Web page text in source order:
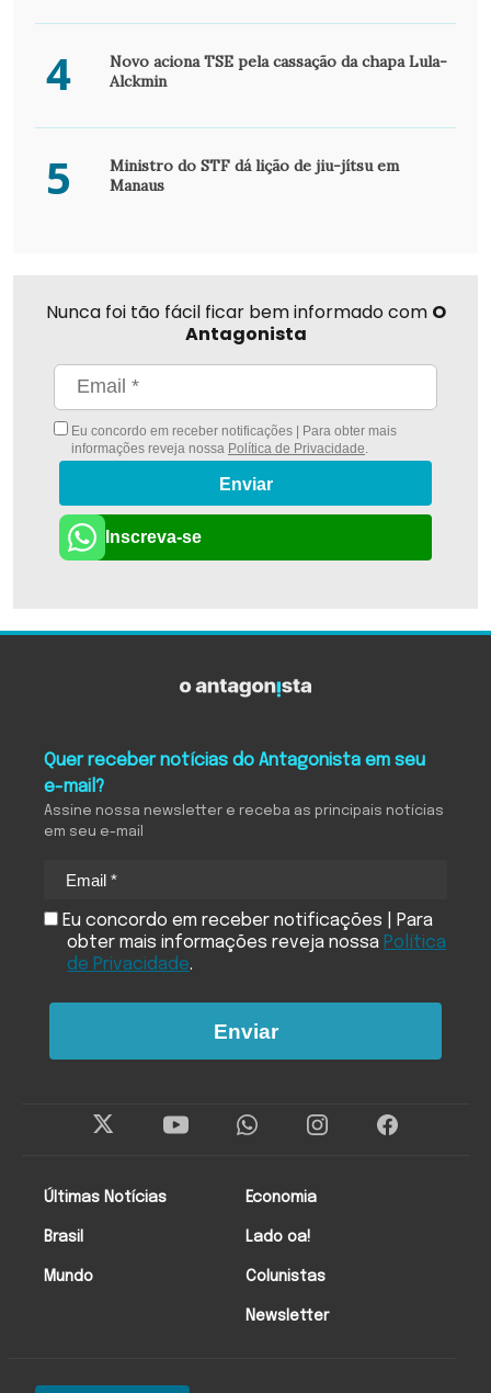
4
Novo aciona TSE pela cassação da chapa Lula-
Alckmin
5
Ministro do STF dá lição de jiu-jítsu em
Manaus
Nunca foi tão fácil ficar bem informado com O
Antagonista
Eu concordo em receber notificações | Para obter mais
informações reveja nossa Política de Privacidade
Enviar
Inscreva-se
Últimas Notícias
Brasil
Mundo
Economia
Lado oa!
Colunistas
Newsletter
Quer receber notícias do Antagonista em seu
e-mail?
Assine nossa newsletter e receba as principais notícias
em seu e-mail
Eu concordo em receber notificações | Para
obter mais informações reveja nossa Política
de Privacidade.
Enviar